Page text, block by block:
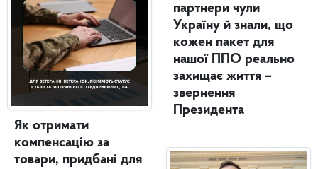
Як отримати
компенсацію за
товари, придбані для
партнери чули
Україну й знали, що
кожен пакет для
нашої ППО реально
захищає життя –
звернення
Президента